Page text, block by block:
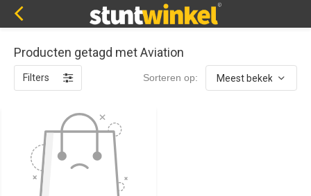
Producten getagd met Aviation
Filters Sorteren op: